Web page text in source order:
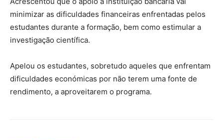
minimizar as dificuldades financeiras enfrentadas pelos
estudantes durante a formação, bem como estimular a
investigação científica.
Apelou os estudantes, sobretudo aqueles que enfrentam
dificuldades económicas por não terem uma fonte de
rendimento, a aproveitarem o programa.